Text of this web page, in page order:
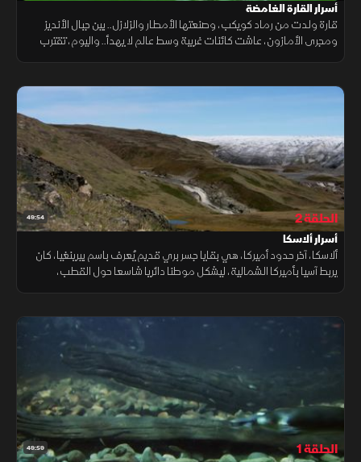
أسرار القارة الغامضة
قارة ولدت من رماد كويكب، وصنعتها الأمطار والزلازل.. بين جبال الأنديز
ومجرى الأمازون، عاشت كائنات غريبة وسط عالم لا يهدأ.. واليوم، تقترب
49:54 الحلقة 2
أسرار ألاسكا
ألاسكا، آخر حدود أميركا، هي بقايا جسر بري قديم يُعرف باسم بيرينغيا، كان
يربط آسيا بأميركا الشمالية، ليشكل موطنا دائريا شاسعا حول القطب،
49:59 الحلقة 1